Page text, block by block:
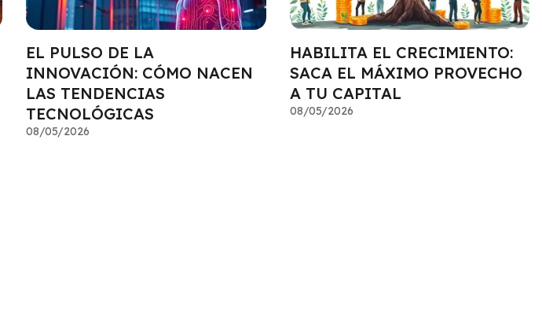
EL PULSO DE LA
INNOVACIÓN: CÓMO NACEN
LAS TENDENCIAS
TECNOLÓGICAS
08/05/2026
HABILITA EL CRECIMIENTO:
SACA EL MÁXIMO PROVECHO
A TU CAPITAL
08/05/2026